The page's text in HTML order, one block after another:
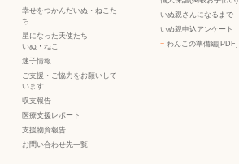
幸せをつかんだいぬ・ねこた
ち
星になった天使たち
いぬ ・ ねこ
迷子情報
ご支援・ご協力をお願いして
います
収支報告
医療支援レポート
支援物資報告
お問い合わせ先一覧
いぬ親さんになるまで
いぬ親申込アンケート
− わんこの準備編[PDF]